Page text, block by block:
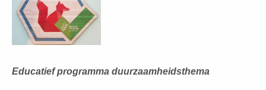
Educatief programma duurzaamheidsthema